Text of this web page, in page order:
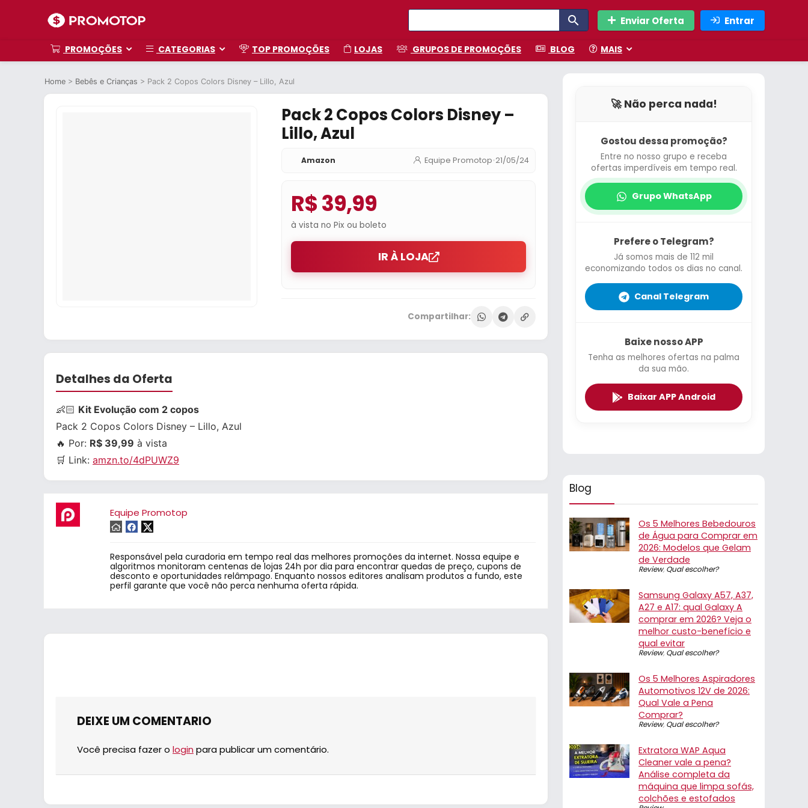
Enviar Oferta Entrar
PROMOÇÕES CATEGORIAS TOP PROMOÇÕES LOJAS GRUPOS DE PROMOÇÕES BLOG MAIS
Home > Bebês e Crianças > Pack 2 Copos Colors Disney – Lillo, Azul
Pack 2 Copos Colors Disney –
Lillo, Azul
Amazon Equipe Promotop•21/05/24
R$ 39,99
à vista no Pix ou boleto
IR À LOJA
Compartilhar:
Detalhes da Oferta
👶🏻 Kit Evolução com 2 copos
Pack 2 Copos Colors Disney – Lillo, Azul
🔥 Por: R$ 39,99 à vista
🛒 Link: amzn.to/4dPUWZ9
Equipe Promotop
Responsável pela curadoria em tempo real das melhores promoções da internet. Nossa equipe e
algoritmos monitoram centenas de lojas 24h por dia para encontrar quedas de preço, cupons de
desconto e oportunidades relâmpago. Enquanto nossos editores analisam produtos a fundo, este
perfil garante que você não perca nenhuma oferta rápida.
DEIXE UM COMENTARIO
Você precisa fazer o login para publicar um comentário.
🚀 Não perca nada!
Gostou dessa promoção?
Entre no nosso grupo e receba
ofertas imperdíveis em tempo real.
Grupo WhatsApp
Prefere o Telegram?
Já somos mais de 112 mil
economizando todos os dias no canal.
Canal Telegram
Baixe nosso APP
Tenha as melhores ofertas na palma
da sua mão.
Baixar APP Android
Blog
Os 5 Melhores Bebedouros
de Água para Comprar em
2026: Modelos que Gelam
de Verdade
Review, Qual escolher?
Samsung Galaxy A57, A37,
A27 e A17: qual Galaxy A
comprar em 2026? Veja o
melhor custo-benefício e
qual evitar
Review, Qual escolher?
Os 5 Melhores Aspiradores
Automotivos 12V de 2026:
Qual Vale a Pena
Comprar?
Review, Qual escolher?
Extratora WAP Aqua
Cleaner vale a pena?
Análise completa da
máquina que limpa sofás,
colchões e estofados